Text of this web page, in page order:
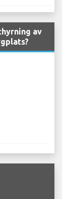
av